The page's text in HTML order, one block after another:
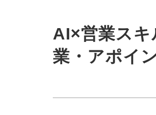
AI×営業スキ
業・アポイ